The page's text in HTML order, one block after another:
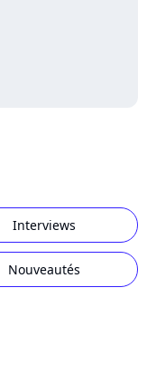
Interviews
Nouveautés